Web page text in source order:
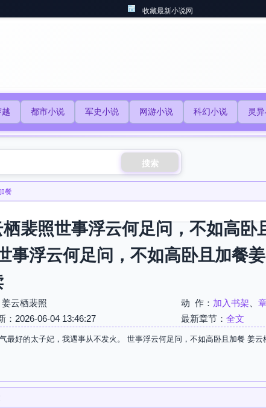
收藏最新小说网
都市小说 军史小说 网游小说 科幻小说 灵
搜索
餐
裴照世事浮云何足问，不如高卧
事浮云何足问，不如高卧且加餐
云栖裴照 动 作： 加入书架
：2026-06-04 13:46:27
最新章节： 全文
最好的太子妃，我遇事从不发火。 世事浮云何足问，不如高卧且加餐 姜